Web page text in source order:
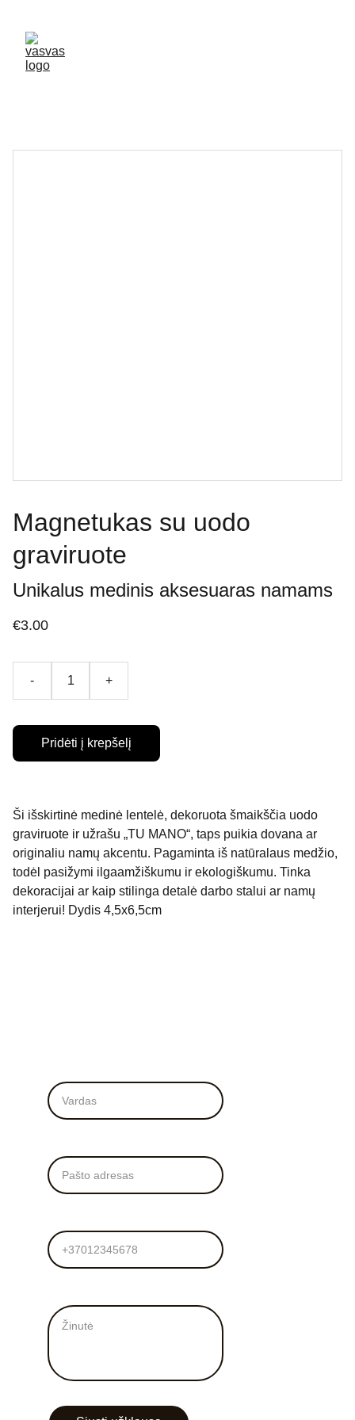
Magnetukas su uodo
graviruote
Unikalus medinis aksesuaras namams
€3.00
- +
Pridėti į krepšelį
Ši išskirtinė medinė lentelė, dekoruota šmaikščia uodo
graviruote ir užrašu „TU MANO“, taps puikia dovana ar
originaliu namų akcentu. Pagaminta iš natūralaus medžio,
todėl pasižymi ilgaamžiškumu ir ekologiškumu. Tinka
dekoracijai ar kaip stilinga detalė darbo stalui ar namų
interjerui! Dydis 4,5x6,5cm